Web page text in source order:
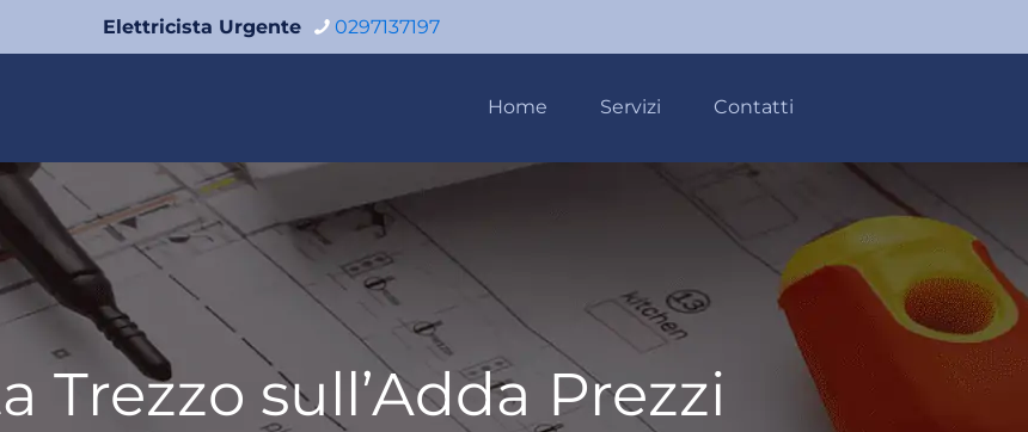
Elettricista Urgente 0297137197
Home Servizi Contatti
Trezzo sull’Adda Prezzi